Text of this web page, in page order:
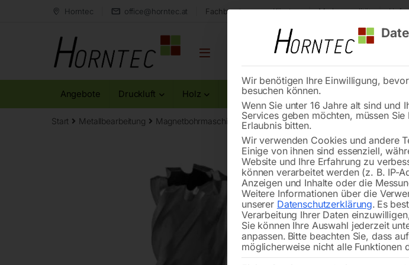
Horntec office@horntec.at Fachberatung aus Kärnten Markenqualität
Angebote Druckluft Holz Metall Reinigung
Start Metallbearbeitung Magnetbohrmaschinen Kernbohrer HSS. 37x55mm
🔍
Wir benötigen Ihre Einwilligung,
besuchen können.
Wenn Sie unter 16 Jahre alt sind und
Services geben möchten, müssen
Erlaubnis bitten.
Wir verwenden Cookies und andere
Einige von ihnen sind essenziell,
Website und Ihre Erfahrung zu
können verarbeitet werden (z. B. IP-
Anzeigen und Inhalte oder die
Weitere Informationen über die
unserer Datenschutzerklärung. Es
Verarbeitung Ihrer Daten
Sie können Ihre Auswahl jederzeit
anpassen. Bitte beachten Sie, dass
möglicherweise nicht alle Funktionen